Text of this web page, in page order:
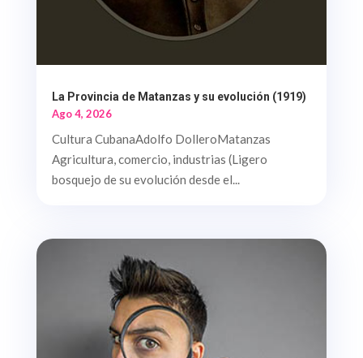
La Provincia de Matanzas y su evolución (1919)
Ago 4, 2026
Cultura CubanaAdolfo DolleroMatanzas
Agricultura, comercio, industrias (Ligero
bosquejo de su evolución desde el...